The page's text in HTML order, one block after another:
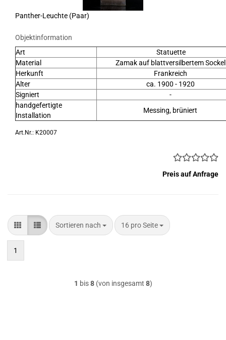
Panther-Leuchte (Paar)
Objektinformation
Art
Statuette
Material
Zamak auf blattversilbertem Sockel
Herkunft
Frankreich
Alter
ca. 1900 - 1920
Signiert
-
handgefertigte
Installation
Messing, brüniert
Art.Nr.: K20007
Preis auf Anfrage
Sortieren nach
Sortieren nach 16 pro Seite
pro Seite
1
1 bis8(von insgesamt 8)